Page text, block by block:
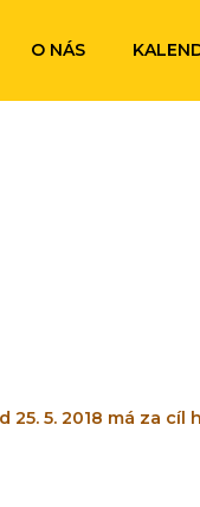
O NÁS
5. 2018 má za cíl